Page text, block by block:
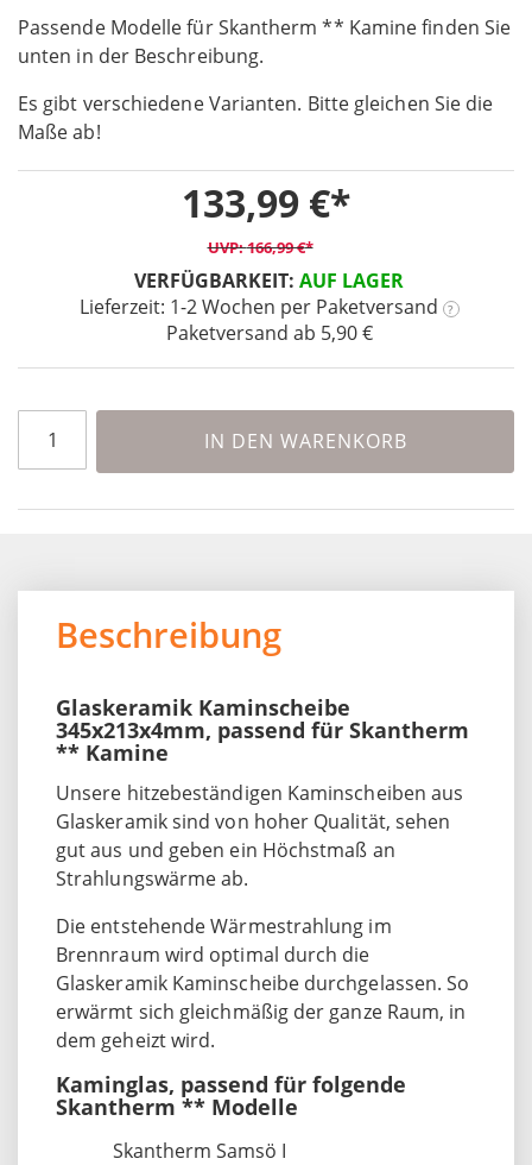
Passende Modelle für Skantherm ** Kamine finden Sie
unten in der Beschreibung.
Es gibt verschiedene Varianten. Bitte gleichen Sie die
Maße ab!
VERFÜGBARKEIT: AUF LAGER
Lieferzeit: 1-2 Wochen per Paketversand ?
Paketversand ab 5,90 €
133,99 €
166,99 €
IN DEN WARENKORB
beginning
of
images
gallery
Beschreibung
Glaskeramik Kaminscheibe
345x213x4mm, passend für Skantherm
** Kamine
Unsere hitzebeständigen Kaminscheiben aus
Glaskeramik sind von hoher Qualität, sehen
gut aus und geben ein Höchstmaß an
Strahlungswärme ab.
Die entstehende Wärmestrahlung im
Brennraum wird optimal durch die
Glaskeramik Kaminscheibe durchgelassen. So
erwärmt sich gleichmäßig der ganze Raum, in
dem geheizt wird.
Kaminglas, passend für folgende
Skantherm ** Modelle
Skantherm Samsö I